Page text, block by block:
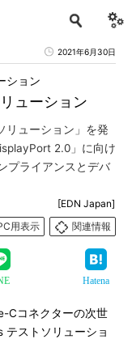
2021年6月30日
ューション
ション
リューション」を発
2.0」に向け
プライアンスとデバ
[EDN Japan]
用表示
関連情報
Hatena
Cコネクターの次世
テストソリューショ